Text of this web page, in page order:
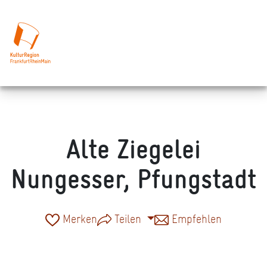
Alte Ziegelei
Nungesser, Pfungstadt
Merken Teilen Empfehlen